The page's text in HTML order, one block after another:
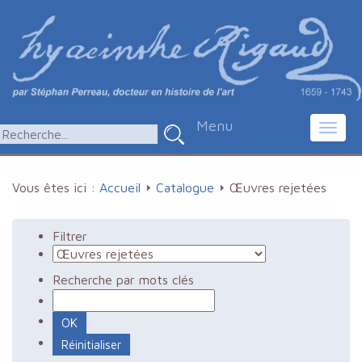
Menu
Vous êtes ici : Accueil Catalogue Œuvres rejetées
Filtrer
Recherche par mots clés